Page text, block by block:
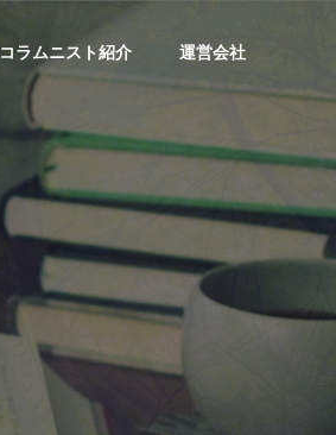
コラムニスト紹介 運営会社